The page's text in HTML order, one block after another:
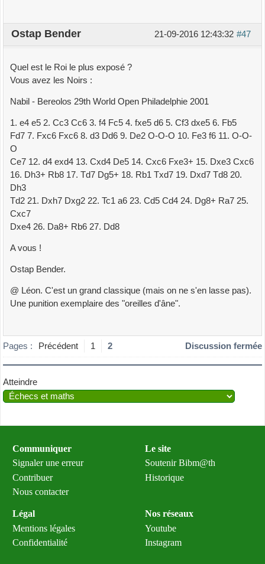
#47
21-09-2016 12:43:32
Ostap Bender
Quel est le Roi le plus exposé ?
Vous avez les Noirs :
Nabil - Bereolos 29th World Open Philadelphie 2001
1. e4 e5 2. Cc3 Cc6 3. f4 Fc5 4. fxe5 d6 5. Cf3 dxe5 6. Fb5
Fd7 7. Fxc6 Fxc6 8. d3 Dd6 9. De2 O-O-O 10. Fe3 f6 11. O-O-
O
Ce7 12. d4 exd4 13. Cxd4 De5 14. Cxc6 Fxe3+ 15. Dxe3 Cxc6
16. Dh3+ Rb8 17. Td7 Dg5+ 18. Rb1 Txd7 19. Dxd7 Td8 20.
Dh3
Td2 21. Dxh7 Dxg2 22. Tc1 a6 23. Cd5 Cd4 24. Dg8+ Ra7 25.
Cxc7
Dxe4 26. Da8+ Rb6 27. Dd8
A vous !
Ostap Bender.
@ Léon. C'est un grand classique (mais on ne s'en lasse pas).
Une punition exemplaire des "oreilles d'âne".
Pages : Précédent 1 2 Discussion fermée
Atteindre
Communiquer
Signaler une erreur
Contribuer
Nous contacter
Le site
Soutenir Bibm@th
Historique
Légal
Mentions légales
Confidentialité
Nos réseaux
Youtube
Instagram